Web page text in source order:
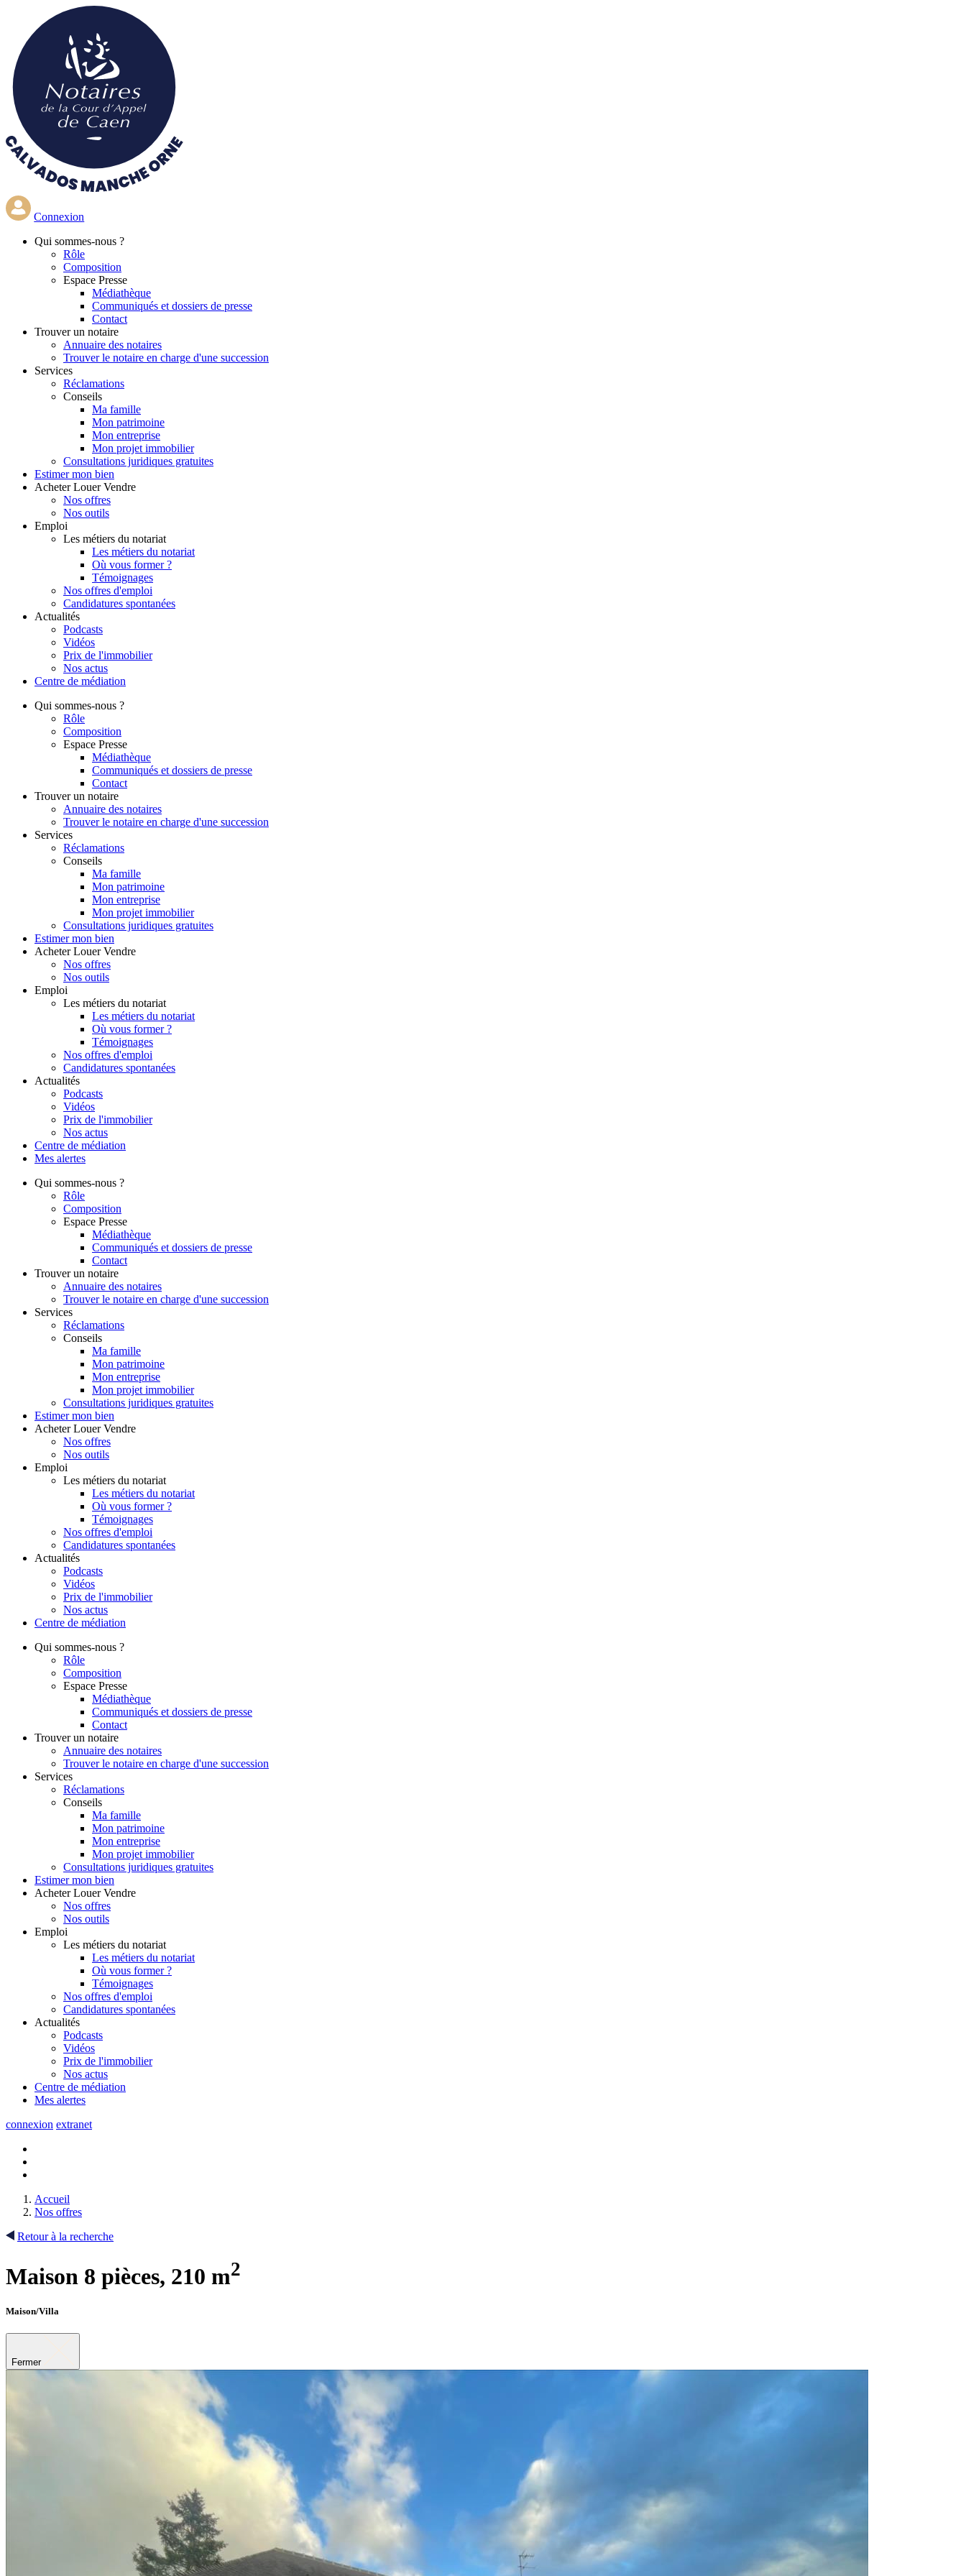
contenu
principal
Connexion
Qui sommes-nous ?
Rôle
Composition
Espace Presse
Médiathèque
Communiqués et dossiers de presse
Contact
Trouver un notaire
Annuaire des notaires
Trouver le notaire en charge d'une succession
Services
Réclamations
Conseils
Ma famille
Mon patrimoine
Mon entreprise
Mon projet immobilier
Consultations juridiques gratuites
Estimer mon bien
Acheter Louer Vendre
Nos offres
Nos outils
Emploi
Les métiers du notariat
Les métiers du notariat
Où vous former ?
Témoignages
Nos offres d'emploi
Candidatures spontanées
Actualités
Podcasts
Vidéos
Prix de l'immobilier
Nos actus
Centre de médiation
Qui sommes-nous ?
Rôle
Composition
Espace Presse
Médiathèque
Communiqués et dossiers de presse
Contact
Trouver un notaire
Annuaire des notaires
Trouver le notaire en charge d'une succession
Services
Réclamations
Conseils
Ma famille
Mon patrimoine
Mon entreprise
Mon projet immobilier
Consultations juridiques gratuites
Estimer mon bien
Acheter Louer Vendre
Nos offres
Nos outils
Emploi
Les métiers du notariat
Les métiers du notariat
Où vous former ?
Témoignages
Nos offres d'emploi
Candidatures spontanées
Actualités
Podcasts
Vidéos
Prix de l'immobilier
Nos actus
Centre de médiation
Mes alertes
Qui sommes-nous ?
Rôle
Composition
Espace Presse
Médiathèque
Communiqués et dossiers de presse
Contact
Trouver un notaire
Annuaire des notaires
Trouver le notaire en charge d'une succession
Services
Réclamations
Conseils
Ma famille
Mon patrimoine
Mon entreprise
Mon projet immobilier
Consultations juridiques gratuites
Estimer mon bien
Acheter Louer Vendre
Nos offres
Nos outils
Emploi
Les métiers du notariat
Les métiers du notariat
Où vous former ?
Témoignages
Nos offres d'emploi
Candidatures spontanées
Actualités
Podcasts
Vidéos
Prix de l'immobilier
Nos actus
Centre de médiation
Qui sommes-nous ?
Rôle
Composition
Espace Presse
Médiathèque
Communiqués et dossiers de presse
Contact
Trouver un notaire
Annuaire des notaires
Trouver le notaire en charge d'une succession
Services
Réclamations
Conseils
Ma famille
Mon patrimoine
Mon entreprise
Mon projet immobilier
Consultations juridiques gratuites
Estimer mon bien
Acheter Louer Vendre
Nos offres
Nos outils
Emploi
Les métiers du notariat
Les métiers du notariat
Où vous former ?
Témoignages
Nos offres d'emploi
Candidatures spontanées
Actualités
Podcasts
Vidéos
Prix de l'immobilier
Nos actus
Centre de médiation
Mes alertes
connexion extranet
Accueil
Nos offres
Retour à la recherche
Maison 8 pièces, 210 m2
Maison/Villa
Fermer